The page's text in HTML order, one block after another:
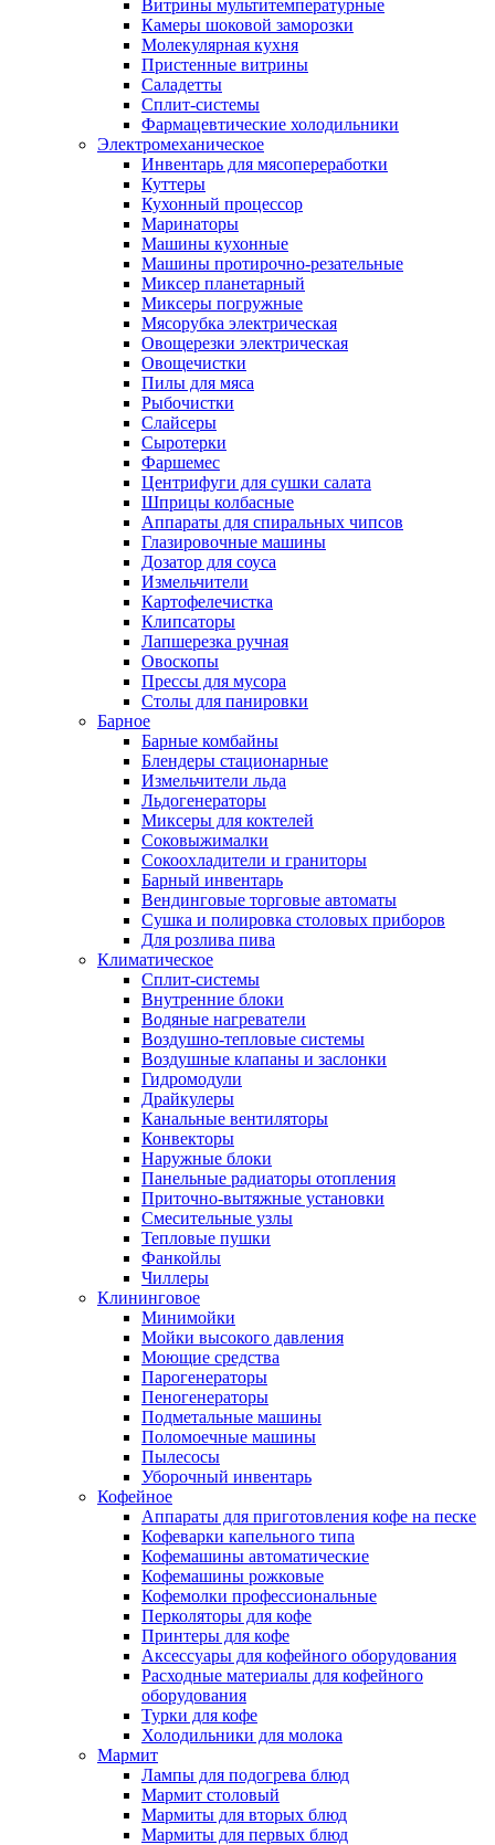
Витрины мультитемпературные
Камеры шоковой заморозки
Молекулярная кухня
Пристенные витрины
Саладетты
Сплит-системы
Фармацевтические холодильники
Электромеханическое
Инвентарь для мясопереработки
Куттеры
Кухонный процессор
Маринаторы
Машины кухонные
Машины протирочно-резательные
Миксер планетарный
Миксеры погружные
Мясорубка электрическая
Овощерезки электрическая
Овощечистки
Пилы для мяса
Рыбочистки
Слайсеры
Сыротерки
Фаршемес
Центрифуги для сушки салата
Шприцы колбасные
Аппараты для спиральных чипсов
Глазировочные машины
Дозатор для соуса
Измельчители
Картофелечистка
Клипсаторы
Лапшерезка ручная
Овоскопы
Прессы для мусора
Столы для панировки
Барное
Барные комбайны
Блендеры стационарные
Измельчители льда
Льдогенераторы
Миксеры для коктелей
Соковыжималки
Сокоохладители и граниторы
Барный инвентарь
Вендинговые торговые автоматы
Сушка и полировка столовых приборов
Для розлива пива
Климатическое
Сплит-системы
Внутренние блоки
Водяные нагреватели
Воздушно-тепловые системы
Воздушные клапаны и заслонки
Гидромодули
Драйкулеры
Канальные вентиляторы
Конвекторы
Наружные блоки
Панельные радиаторы отопления
Приточно-вытяжные установки
Смесительные узлы
Тепловые пушки
Фанкойлы
Чиллеры
Клининговое
Минимойки
Мойки высокого давления
Моющие средства
Парогенераторы
Пеногенераторы
Подметальные машины
Поломоечные машины
Пылесосы
Уборочный инвентарь
Кофейное
Аппараты для приготовления кофе на песке
Кофеварки капельного типа
Кофемашины автоматические
Кофемашины рожковые
Кофемолки профессиональные
Перколяторы для кофе
Принтеры для кофе
Аксессуары для кофейного оборудования
Расходные материалы для кофейного
оборудования
Турки для кофе
Холодильники для молока
Мармит
Лампы для подогрева блюд
Мармит столовый
Мармиты для вторых блюд
Мармиты для первых блюд